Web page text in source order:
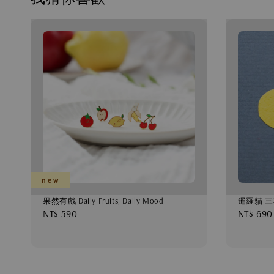
n e w
果然有戲 Daily Fruits, Daily Mood
Regular
NT$ 590
暹羅貓
Regular
NT$ 690